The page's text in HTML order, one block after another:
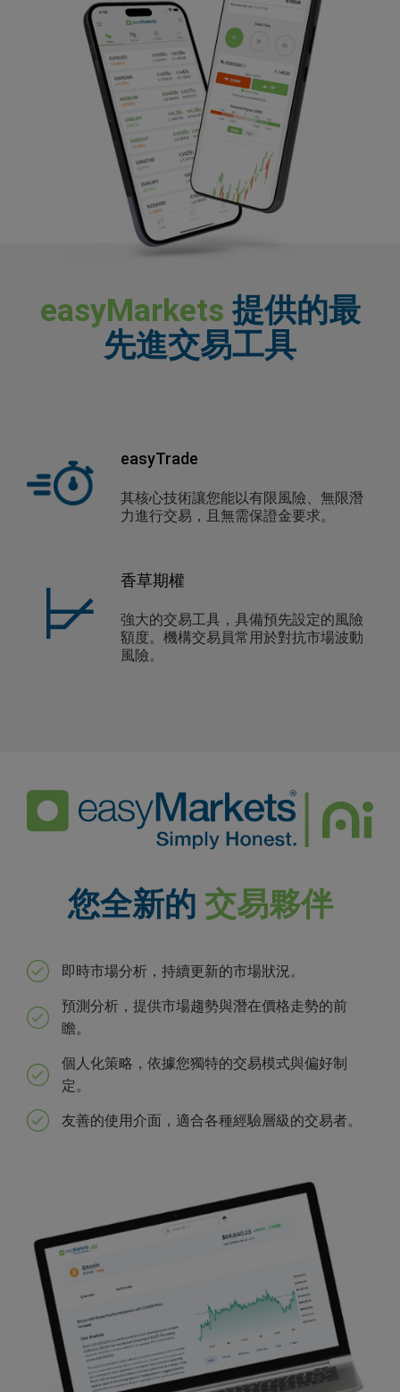
easyMarkets 提供的最
先進交易工具
easyTrade
其核心技術讓您能以有限風險、無限潛
力進行交易，且無需保證金要求。
香草期權
強大的交易工具，具備預先設定的風險
額度。機構交易員常用於對抗市場波動
風險。
您全新的 交易夥伴
即時市場分析，持續更新的市場狀況。
預測分析，提供市場趨勢與潛在價格走勢的前
瞻。
個人化策略，依據您獨特的交易模式與偏好制
定。
友善的使用介面，適合各種經驗層級的交易者。